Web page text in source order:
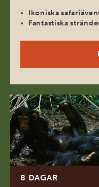
Ikoniska
Fantastiska
8 DAGAR